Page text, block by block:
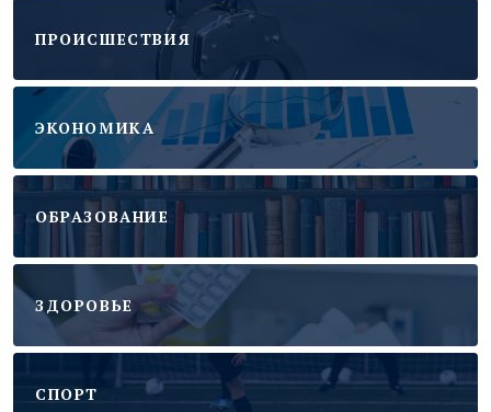
ПРОИСШЕСТВИЯ
ЭКОНОМИКА
ОБРАЗОВАНИЕ
ЗДОРОВЬЕ
CПОРТ